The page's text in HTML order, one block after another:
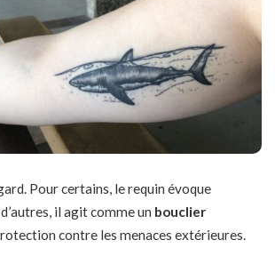
Pour certains, le requin évoque
il agit comme un bouclier
contre les menaces extérieures.